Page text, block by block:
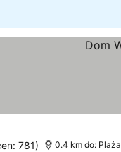
781) 0.4 km do: